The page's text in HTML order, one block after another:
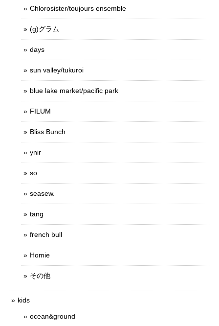
Chlorosister/toujours ensemble
(g)グラム
days
sun valley/tukuroi
blue lake market/pacific park
FILUM
Bliss Bunch
ynir
so
seasew.
tang
french bull
Homie
その他
kids
ocean&ground